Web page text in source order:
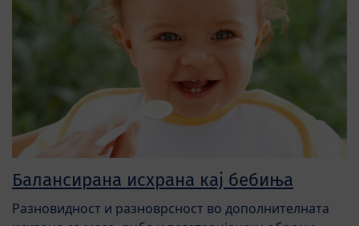
Балансирана исхрана кај бебиња
Разновидност и разноврсност во дополнителната